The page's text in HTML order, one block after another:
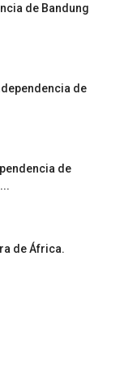
de Bandung
de
de
de África.